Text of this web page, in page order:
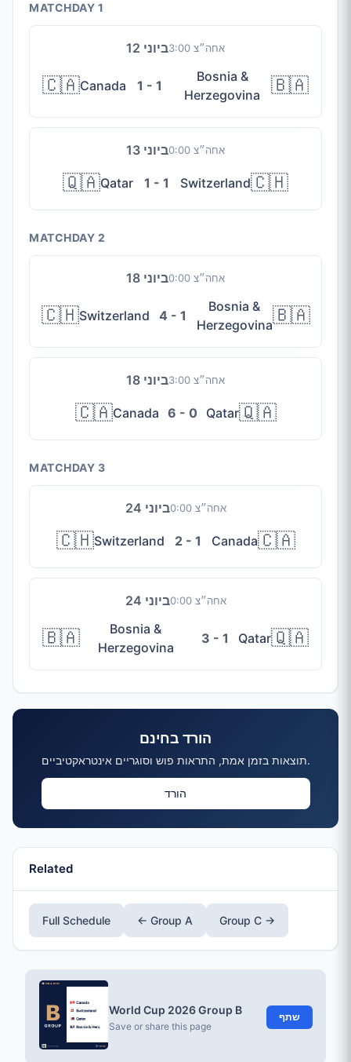
MATCHDAY 1
12 ביוני 3:00 אחה״צ
🇨🇦Canada 1 - 1
Bosnia &
Herzegovina
🇧🇦
13 ביוני 0:00 אחה״צ
🇶🇦Qatar 1 - 1 Switzerland🇨🇭
MATCHDAY 2
18 ביוני 0:00 אחה״צ
🇨🇭Switzerland 4 - 1
Bosnia &
Herzegovina🇧🇦
18 ביוני 3:00 אחה״צ
🇨🇦Canada 6 - 0 Qatar🇶🇦
MATCHDAY 3
24 ביוני 0:00 אחה״צ
🇨🇭Switzerland 2 - 1 Canada🇨🇦
24 ביוני 0:00 אחה״צ
🇧🇦
Bosnia &
Herzegovina
3 - 1 Qatar🇶🇦
הורד בחינם
תוצאות בזמן אמת, התראות פוש וסוגריים אינטראקטיביים.
הורד
Related
Full Schedule ← Group A Group C →
World Cup 2026 Group B
Save or share this page
שתף